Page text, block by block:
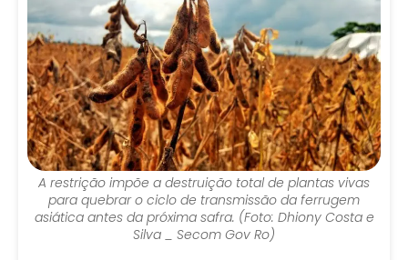
A restrição impõe a destruição total de plantas vivas
para quebrar o ciclo de transmissão da ferrugem
asiática antes da próxima safra. (Foto: Dhiony Costa e
Silva _ Secom Gov Ro)